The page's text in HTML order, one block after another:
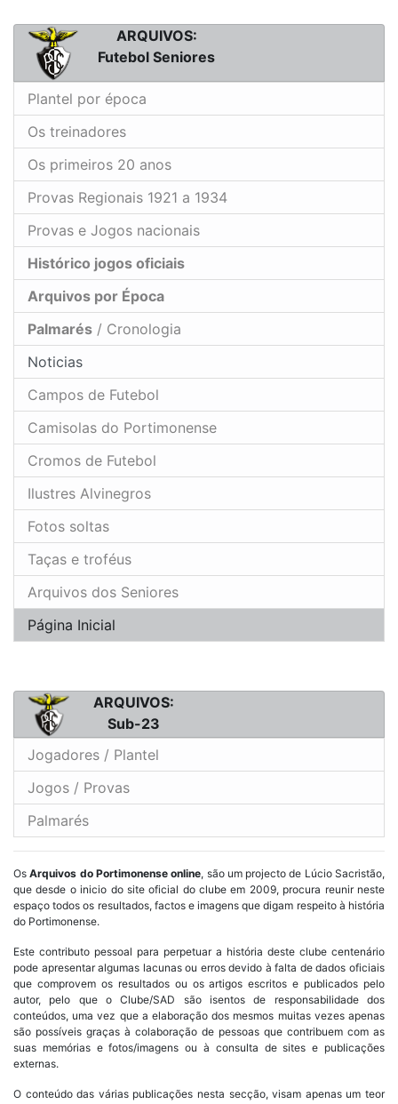
ARQUIVOS:
Futebol Seniores
Plantel por época
Os treinadores
Os primeiros 20 anos
Provas Regionais 1921 a 1934
Provas e Jogos nacionais
Histórico jogos oficiais
Arquivos por Época
Palmarés / Cronologia
Noticias
Campos de Futebol
Camisolas do Portimonense
Cromos de Futebol
Ilustres Alvinegros
Fotos soltas
Taças e troféus
Arquivos dos Seniores
Página Inicial
ARQUIVOS:
Sub-23
Jogadores / Plantel
Jogos / Provas
Palmarés
OsArquivos do Portimonense online, são um projecto de Lúcio Sacristão,
que desde o inicio do site oficial do clube em 2009, procura reunir neste
espaço todos os resultados, factos e imagens que digam respeito à história
do Portimonense.
Este contributo pessoal para perpetuar a história deste clube centenário
pode apresentar algumas lacunas ou erros devido à falta de dados oficiais
que comprovem os resultados ou os artigos escritos e publicados pelo
autor, pelo que o Clube/SAD são isentos de responsabilidade dos
conteúdos, uma vez que a elaboração dos mesmos muitas vezes apenas
são possíveis graças à colaboração de pessoas que contribuem com as
suas memórias e fotos/imagens ou à consulta de sites e publicações
externas.
O conteúdo das várias publicações nesta secção, visam apenas um teor